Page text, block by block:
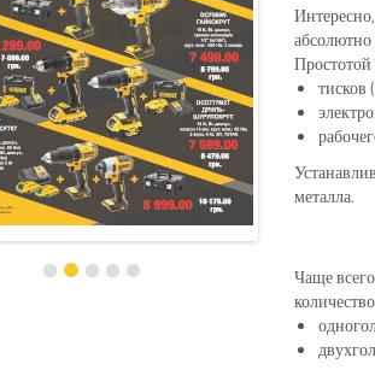
Простотой
тисков
металла.
Чаще